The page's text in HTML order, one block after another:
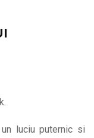
luciu puternic si